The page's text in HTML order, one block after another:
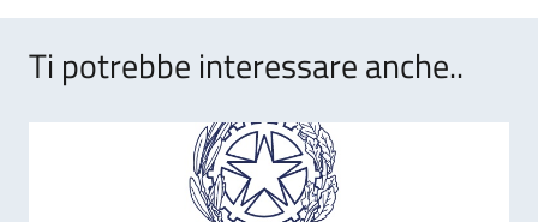
Ti potrebbe interessare anche..